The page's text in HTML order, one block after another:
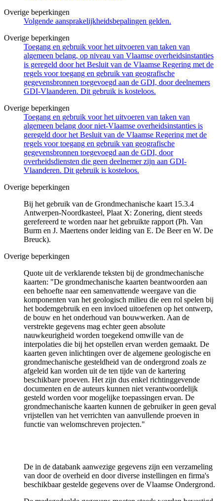
Overige beperkingen
Volgende aansprakelijkheidsbepalingen gelden.
Overige beperkingen
Toegang en gebruik voor het uitvoeren van taken van
algemeen belang, op niveau van Vlaamse overheidsinstanties
is geregeld door het Besluit van de Vlaamse Regering met de
regels voor toegang en gebruik van geografische
gegevensbronnen toegevoegd aan de GDI, door deelnemers
GDI-Vlaanderen. Dit gebruik is kosteloos.
Overige beperkingen
Toegang en gebruik voor het uitvoeren van taken van
algemeen belang door niet-Vlaamse overheidsinstanties is
geregeld door het Besluit van de Vlaamse Regering met de
regels voor toegang en gebruik van geografische
gegevensbronnen toegevoegd aan de GDI, door
overheidsdiensten die geen deelnemer zijn aan GDI-
Vlaanderen. Dit gebruik is kosteloos.
Overige beperkingen
Bij het gebruik van de Grondmechanische kaart 15.3.4
Antwerpen-Noordkasteel, Plaat X: Zonering, dient steeds
gerefereerd te worden naar het gebruikte rapport (Ph. Van
Burm en J. Maertens onder leiding van E. De Beer en W. De
Breuck).
Overige beperkingen
Quote uit de verklarende teksten bij de grondmechanische
kaarten: "De grondmechanische kaarten beantwoorden aan
een behoefte naar een samenvattende weergave van die
komponenten van het geologisch milieu die een rol spelen bij
het bodemgebruik en een invloed uitoefenen op het ontwerp,
de bouw en het onderhoud van bouwwerken. Aan de
verstrekte gegevens mag echter geen absolute
nauwkeurigheid worden toegekend omwille van de
interpolaties die bij het opstellen ervan werden gemaakt. De
kaarten geven inlichtingen over de algemene geologische en
grondmechanische gesteldheid van de ondergrond zoals ze
afgeleid kan worden uit de ten tijde van de kartering
beschikbare proeven. Het zijn dus enkel richtinggevende
documenten en de auteurs kunnen niet verantwoordelijk
gesteld worden voor mogelijke toepassingen ervan. De
grondmechanische kaarten kunnen de gebruiker in geen geval
vrijstellen van het verrichten van aanvullende proeven in
functie van welomschreven projecten."
De in de databank aanwezige gegevens zijn een verzameling
van door de overheid en door diverse instellingen en firma's
beschikbaar gestelde gegevens over de Vlaamse Ondergrond.